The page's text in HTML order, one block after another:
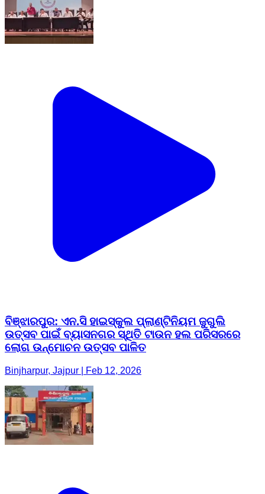
ବିଞ୍ଝାରପୁର: ଏନ.ସି ହାଇସ୍କୁଲ ପ୍ଲାଣ୍ଟିନିୟମ ଜୁଗୁଲି
ଉତ୍ସବ ପାଇଁ ବ୍ୟାସନଗର ସ୍ଥିତି ଟାଉନ ହଲ ପରିସରରେ
ଲୋଗ ଉନ୍ମୋଚନ ଉତ୍ସବ ପାଳିତ
Binjharpur, Jajpur | Feb 12, 2026